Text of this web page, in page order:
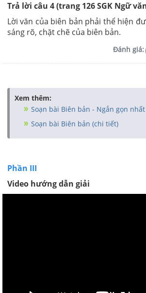
Trả lời câu 4 (trang 126 SGK Ngữ
Lời văn của biên bản phải thể hiện
sáng rõ, chặt chẽ của biên bản.
Đánh giá:
Xem thêm:
Soạn bài Biên bản - Ngắn gọn nhất
Soạn bài Biên bản (chi tiết)
Phần III
Video hướng dẫn giải